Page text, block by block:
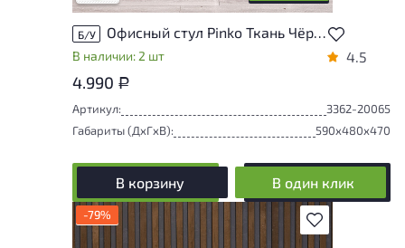
Б/У Офисный стул Pinko Ткань Чёрный Россия
В наличии: 2 шт 4.5
4.990 Р
Артикул:
3362-20065
Габариты (ДxГxВ):
590x480x470
В корзину В один клик
В избранное
-79%